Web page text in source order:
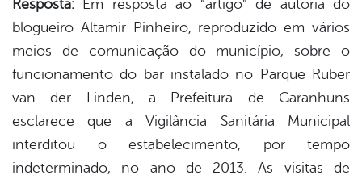
Resposta: Em resposta ao “artigo” de autoria do
blogueiro Altamir Pinheiro, reproduzido em vários
meios de comunicação do município, sobre o
funcionamento do bar instalado no Parque Ruber
van der Linden, a Prefeitura de Garanhuns
esclarece que a Vigilância Sanitária Municipal
interditou o estabelecimento, por tempo
indeterminado, no ano de 2013. As visitas de